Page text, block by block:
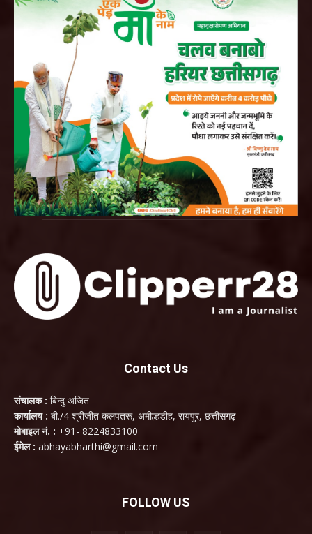
Contact Us
संचालक : बिन्दु अजित
कार्यालय : बी./4 श्रीजीत कलपतरू, अमील्हडीह, रायपुर, छत्तीसगढ़
मोबाइल नं. : +91- 8224833100
ईमेल : abhayabharthi@gmail.com
FOLLOW US